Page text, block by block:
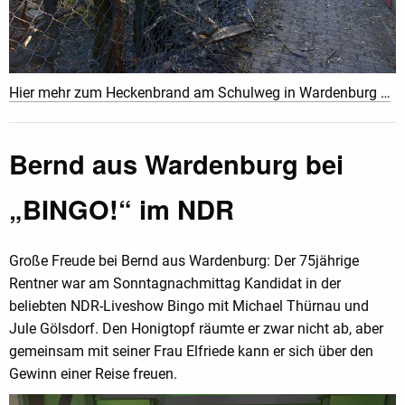
Hier mehr zum Heckenbrand am Schulweg in Wardenburg …
Bernd aus Wardenburg bei
„BINGO!“ im NDR
Große Freude bei Bernd aus Wardenburg: Der 75jährige
Rentner war am Sonntagnachmittag Kandidat in der
beliebten NDR-Liveshow Bingo mit Michael Thürnau und
Jule Gölsdorf. Den Honigtopf räumte er zwar nicht ab, aber
gemeinsam mit seiner Frau Elfriede kann er sich über den
Gewinn einer Reise freuen.